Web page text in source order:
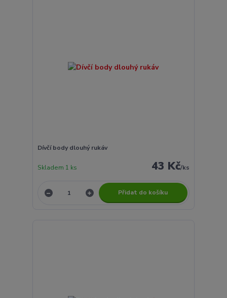
Dívčí body dlouhý rukáv
43 Kč/ks
Skladem 1 ks
Přidat do košíku